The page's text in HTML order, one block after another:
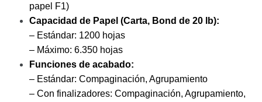
papel F1)
Capacidad de Papel (Carta, Bond de 20 lb):
– Estándar: 1200 hojas
– Máximo: 6.350 hojas
Funciones de acabado:
– Estándar: Compaginación, Agrupamiento
– Con finalizadores: Compaginación, Agrupamiento,